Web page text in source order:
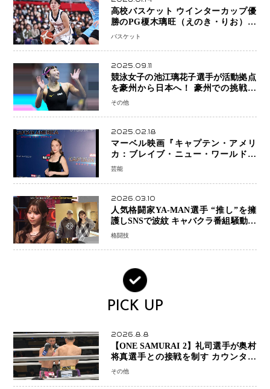
高校バスケット ウインターカップ優
勝のPG榎木璃旺（えのき・りお）が
プロの現場へ―。
バスケット
2025.09.11
競泳女子の池江璃花子選手が活動拠点
を豪州から日本へ！ 豪州での挑戦を
糧に、28年ロサンゼルス五輪へ再始動
その他
2025.02.18
マーベル映画『キャプテン・アメリ
カ：ブレイブ・ニュー・ワールド』
新ブラック・ウィドウ役のシラ・ハー
芸能
2026.03.10
人気格闘家YA-MAN選手 “推し”を擁
護しSNSで波紋 キャバクラ番組騒動に
参戦…結果的にPR効果も？
格闘技
PICK UP
2026.8.8
【ONE SAMURAI 2】礼司選手が奥村
将真選手との接戦を制す カウンター
と正確な打撃で判定勝利
その他